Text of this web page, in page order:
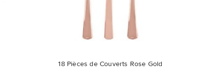
18 Pièces de Couverts Rose Gold